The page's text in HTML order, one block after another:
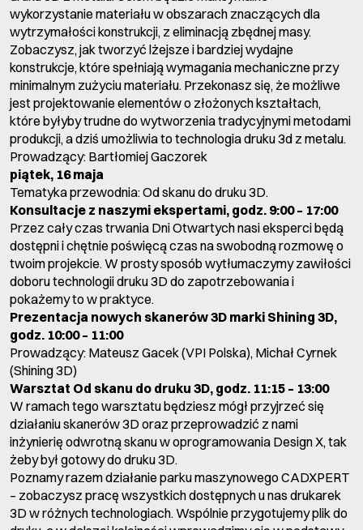
wykorzystanie materiału w obszarach znaczących dla
wytrzymałości konstrukcji, z eliminacją zbędnej masy.
Zobaczysz, jak tworzyć lżejsze i bardziej wydajne
konstrukcje, które spełniają wymagania mechaniczne przy
minimalnym zużyciu materiału. Przekonasz się, że możliwe
jest projektowanie elementów o złożonych kształtach,
które byłyby trudne do wytworzenia tradycyjnymi metodami
produkcji, a dziś umożliwia to technologia druku 3d z metalu.
Prowadzący: Bartłomiej Gaczorek
piątek, 16 maja
Tematyka przewodnia: Od skanu do druku 3D.
Konsultacje z naszymi ekspertami, godz. 9:00 – 17:00
Przez cały czas trwania Dni Otwartych nasi eksperci będą
dostępni i chętnie poświęcą czas na swobodną rozmowę o
twoim projekcie. W prosty sposób wytłumaczymy zawiłości
doboru technologii druku 3D do zapotrzebowania i
pokażemy to w praktyce.
Prezentacja nowych skanerów 3D marki Shining 3D,
godz. 10:00 – 11:00
Prowadzący: Mateusz Gacek (VPI Polska), Michał Cyrnek
(Shining 3D)
Warsztat Od skanu do druku 3D, godz. 11:15 – 13:00
W ramach tego warsztatu będziesz mógł przyjrzeć się
działaniu skanerów 3D oraz przeprowadzić z nami
inżynierię odwrotną skanu w oprogramowania Design X, tak
żeby był gotowy do druku 3D.
Poznamy razem działanie parku maszynowego CADXPERT
– zobaczysz pracę wszystkich dostępnych u nas drukarek
3D w różnych technologiach. Wspólnie przygotujemy plik do